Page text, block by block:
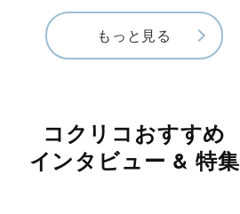
もっと見る
コクリコおすすめ
インタビュー & 特集